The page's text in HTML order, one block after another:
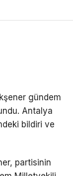
gündem
Antalya
bildiri ve
partisinin